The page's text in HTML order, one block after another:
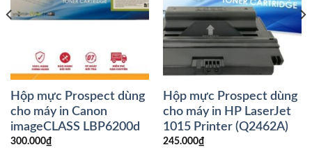
Hộp mực Prospect dùng
cho máy in Canon
imageCLASS LBP6200d
300.000₫
Hộp mực Prospect dùng
cho máy in HP LaserJet
1015 Printer (Q2462A)
245.000₫